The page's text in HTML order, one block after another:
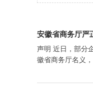
安徽省商务厅严
声明 近日，部分
徽省商务厅名义